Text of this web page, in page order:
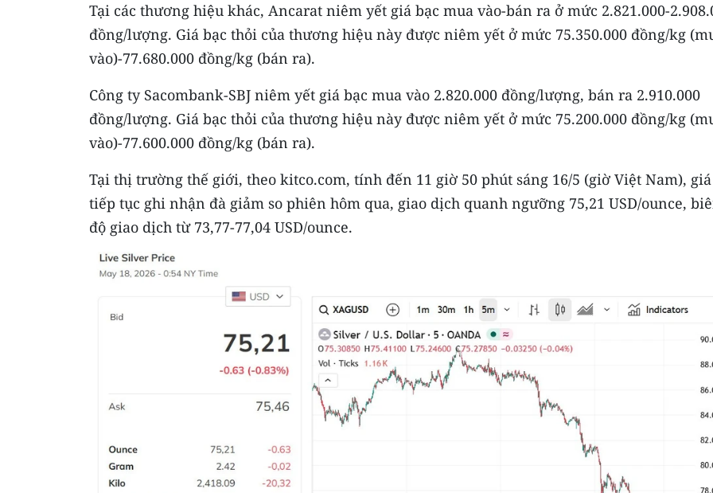
Tại các thương hiệu khác, Ancarat niêm yết giá bạc mua vào-bán ra ở mức 2.821.000-
đồng/lượng. Giá bạc thỏi của thương hiệu này được niêm yết ở mức 75.350.000 đồng/kg
vào)-77.680.000 đồng/kg (bán ra).
Công ty Sacombank-SBJ niêm yết giá bạc mua vào 2.820.000 đồng/lượng, bán ra 2.910.000
đồng/lượng. Giá bạc thỏi của thương hiệu này được niêm yết ở mức 75.200.000 đồng/kg
vào)-77.600.000 đồng/kg (bán ra).
Tại thị trường thế giới, theo kitco.com, tính đến 11 giờ 50 phút sáng 16/5 (giờ Việt Nam),
tiếp tục ghi nhận đà giảm so phiên hôm qua, giao dịch quanh ngưỡng 75,21 USD/ounce,
độ giao dịch từ 73,77-77,04 USD/ounce.